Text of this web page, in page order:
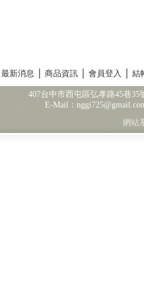
最新消息 商品資訊 會員登入 結
407台中市西屯區弘孝路45巷
E-Mail：
網站